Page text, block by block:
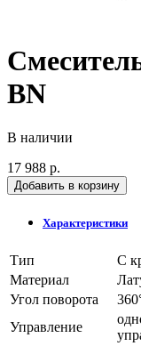
BN
В наличии
17 988 р.
Добавить в корзину
Характеристики
Тип
С
Материал
Угол поворота
Управление